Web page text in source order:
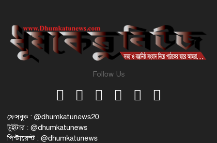
Follow Us
ফেসবুক : @dhumkatunews20
টুইটার : @dhumkatunews
পিন্টারেস্ট : @dhumkatunews